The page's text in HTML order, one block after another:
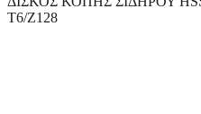
T6/Z128